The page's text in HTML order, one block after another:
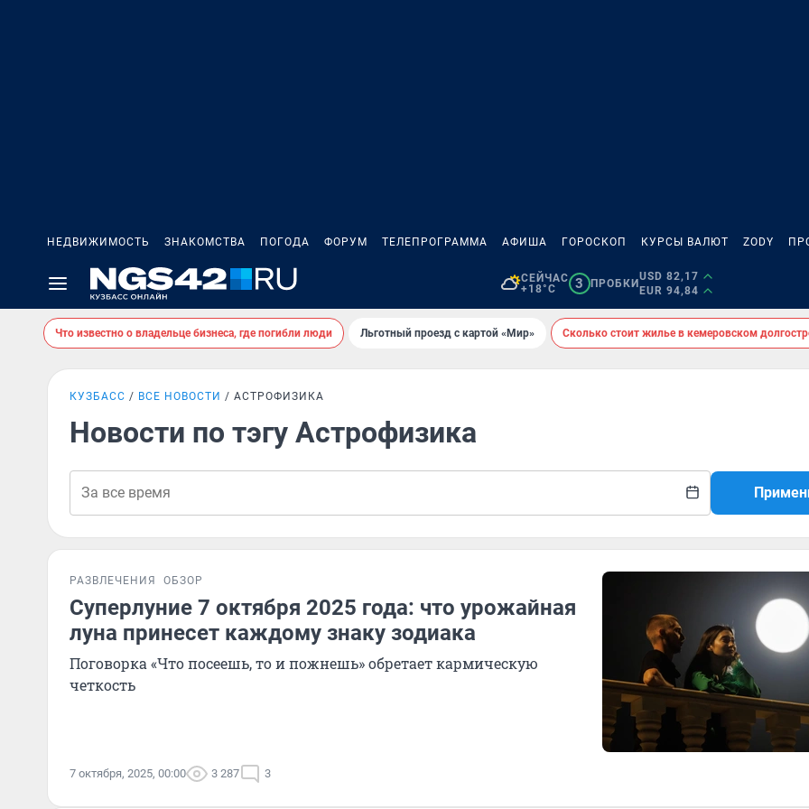
НЕДВИЖИМОСТЬ ЗНАКОМСТВА ПОГОДА ФОРУМ ТЕЛЕПРОГРАММА АФИША ГОРОСКОП КУРСЫ ВАЛЮТ ZODY
СЕЙЧАС
+18°C
3 ПРОБКИ
USD 82,17
EUR 94,84
Что известно о владельце бизнеса, где погибли люди Льготный проезд с картой «Мир» Сколько стоит жилье в кемеровском
КУЗБАСС ВСЕ НОВОСТИ АСТРОФИЗИКА
Новости по тэгу Астрофизика
РАЗВЛЕЧЕНИЯ ОБЗОР
Суперлуние 7 октября 2025 года: что урожайная
луна принесет каждому знаку зодиака
Поговорка «Что посеешь, то и пожнешь» обретает кармическую
четкость
7 октября, 2025, 00:00 3 287 3